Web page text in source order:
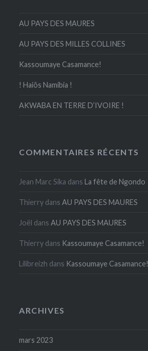
AU PAYS DES MAURES
AU PAYS DES MILLES COLLINES
Kassoumaye Casamance!
! Haiôs Namibia !
AKWABA EN TERRE D’IVOIRE !
COMMENTAIRES RÉCENTS
Jean Marc Sika dansLa fête de Ngondo
Thierry dansAU PAYS DES MAURES
Joël dansAU PAYS DES MAURES
Thierry dans Kassoumaye Casamance!
Lilibreizh dans Kassoumaye Casamance!
ARCHIVES
mars 2023